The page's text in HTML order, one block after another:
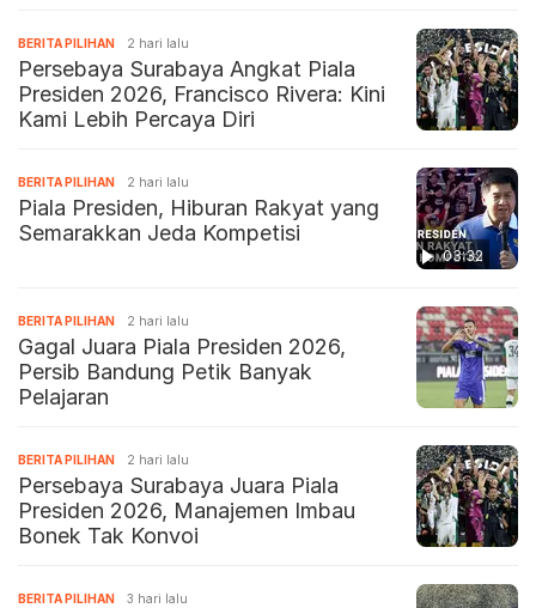
BERITA PILIHAN 2 hari lalu
Persebaya Surabaya Angkat Piala
Presiden 2026, Francisco Rivera: Kini
Kami Lebih Percaya Diri
03:32
BERITA PILIHAN 2 hari lalu
Piala Presiden, Hiburan Rakyat yang
Semarakkan Jeda Kompetisi
BERITA PILIHAN 2 hari lalu
Gagal Juara Piala Presiden 2026,
Persib Bandung Petik Banyak
Pelajaran
BERITA PILIHAN 2 hari lalu
Persebaya Surabaya Juara Piala
Presiden 2026, Manajemen Imbau
Bonek Tak Konvoi
BERITA PILIHAN 3 hari lalu